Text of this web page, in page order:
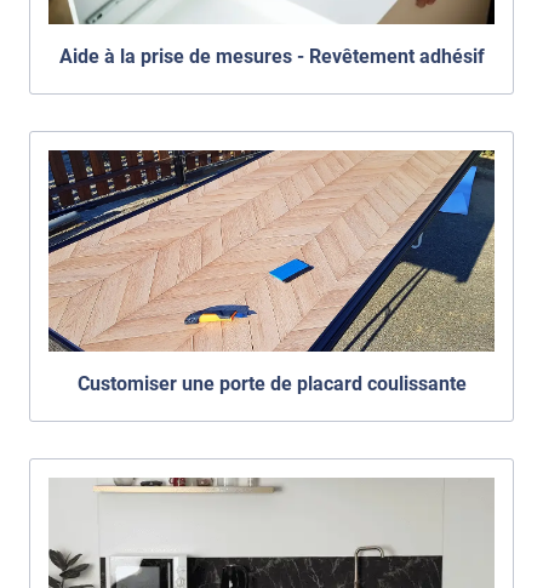
Aide à la prise de mesures - Revêtement adhésif
Customiser une porte de placard coulissante